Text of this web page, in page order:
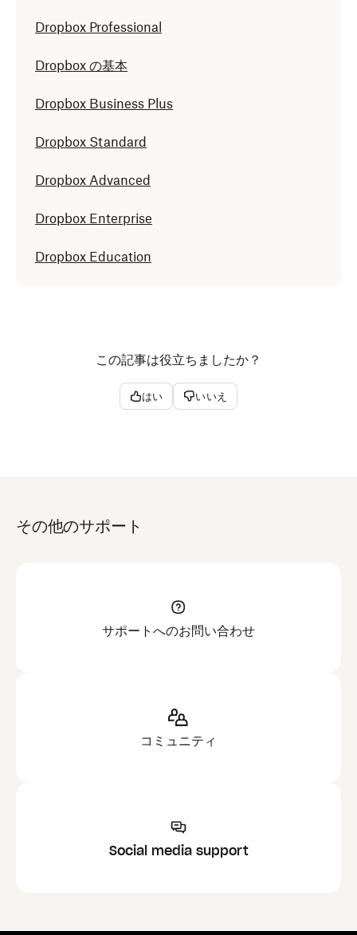
Dropbox Professional
Dropbox の基本
Dropbox Business Plus
Dropbox Standard
Dropbox Advanced
Dropbox Enterprise
Dropbox Education
この記事は役立ちましたか？
はい いいえ
その他のサポート
サポートへのお問い合わせ
コミュニティ
Social media support